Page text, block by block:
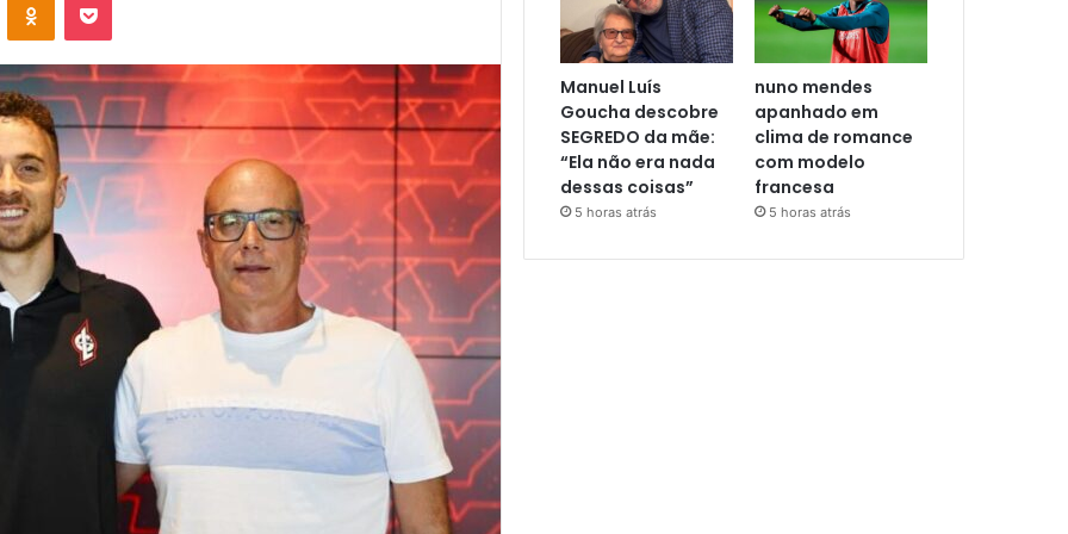
Manuel Luís
Goucha descobre
SEGREDO da mãe:
“Ela não era nada
dessas coisas”
5 horas atrás
nuno mendes
apanhado em
clima de romance
com modelo
francesa
5 horas atrás